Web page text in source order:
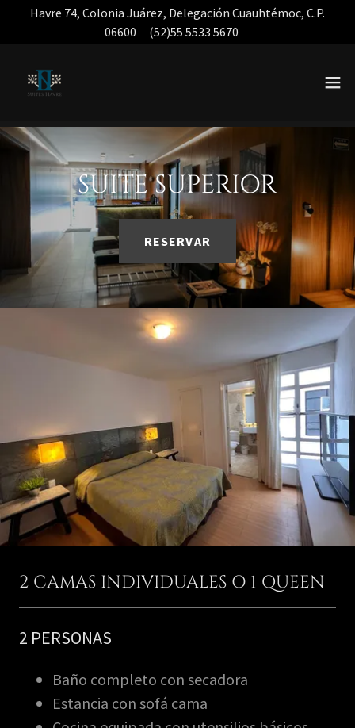
Havre 74, Colonia Juárez, Delegación Cuauhtémoc, C.P.
06600 (52)55 5533 5670
SUITE SUPERIOR
RESERVAR
2 CAMAS INDIVIDUALES O 1 QUEEN
2 PERSONAS
Baño completo con secadora
Estancia con sofá cama